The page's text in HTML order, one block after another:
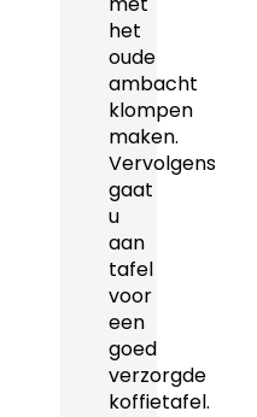
het
oude
ambacht
klompen
maken.
Vervolgens
gaat
u
aan
tafel
voor
een
goed
verzorgde
koffietafel.